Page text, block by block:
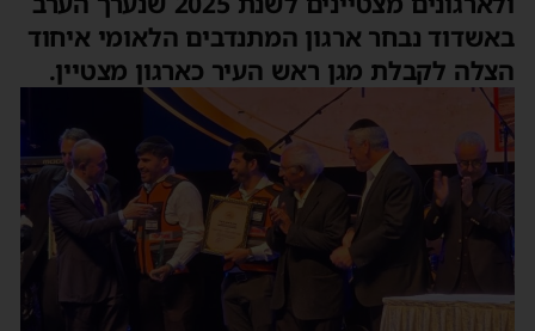
באשדוד נבחר ארגון המתנדבים הלאומי איחוד
הצלה לקבלת מגן ראש העיר כארגון מצטיין.